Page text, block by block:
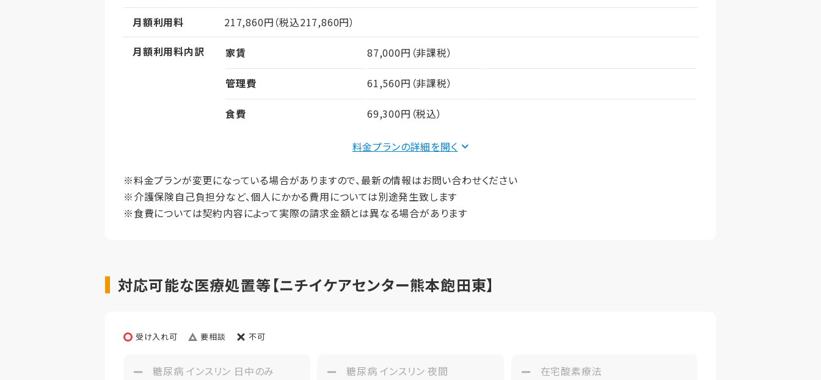
月額利用料
217,860円（税込217,860円）
月額利用料内訳
家賃 87,000円（非課税）
管理費 61,560円（非課税）
食費 69,300円（税込）
想定居住期間（償却年月数）
その他事項 居室タイプ 完全個室
料金プランの詳細を
※料金プランが変更になっている場合がありますので、最新の情報はお問い合わせください
※介護保険自己負担分など、個人にかかる費用については別途発生致します
※食費については契約内容によって実際の請求金額とは異なる場合があります
対応可能な医療処置等【ニチイケアセンター熊本飽田東】
受け入れ可 要相談 不可
糖尿病 インスリン 日中のみ 糖尿病 インスリン 夜間 在宅酸素療法